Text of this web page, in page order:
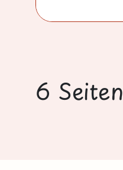
6 Seiten